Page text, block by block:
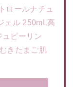
ロールナチュ
ェル 250mL高
ピーリン
きたまご肌